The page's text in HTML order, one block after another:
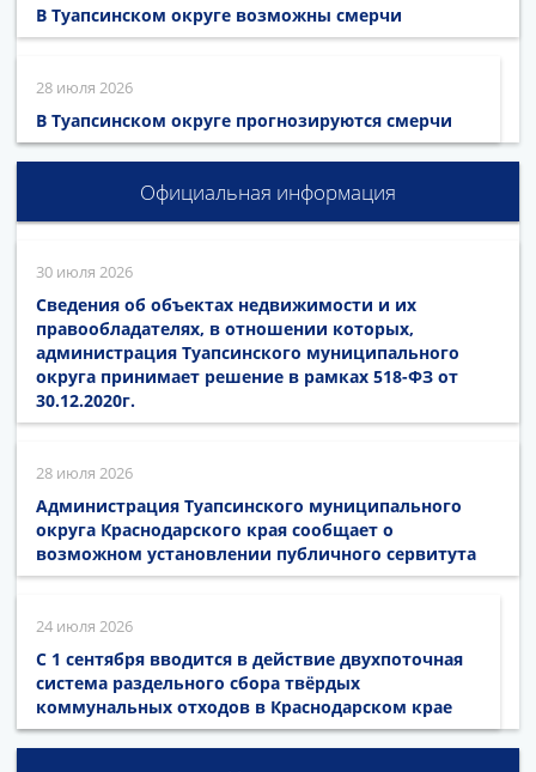
В Туапсинском округе возможны смерчи
28 июля 2026
В Туапсинском округе прогнозируются смерчи
Официальная информация
30 июля 2026
Сведения об объектах недвижимости и их
правообладателях, в отношении которых,
администрация Туапсинского муниципального
округа принимает решение в рамках 518-ФЗ от
30.12.2020г.
28 июля 2026
Администрация Туапсинского муниципального
округа Краснодарского края сообщает о
возможном установлении публичного сервитута
24 июля 2026
С 1 сентября вводится в действие двухпоточная
система раздельного сбора твёрдых
коммунальных отходов в Краснодарском крае